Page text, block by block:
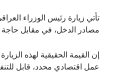
تأتي زيارة رئيس الوزراء
مصادر الدخل، في مقابل حاجة
إن القيمة الحقيقية لهذه
عمل اقتصادي محدد، قابل